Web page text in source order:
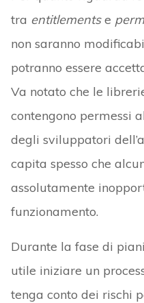
tra entitlementse
non saranno
potranno essere
Va notato che le
contengono permessi
degli sviluppatori
capita spesso che
assolutamente
funzionamento.
Durante la fase di
utile iniziare un
tenga conto dei rischi